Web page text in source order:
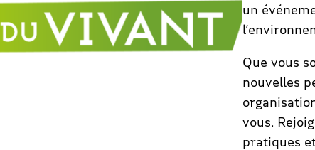
un
Que vous
nouvelles
vous.
pratiques